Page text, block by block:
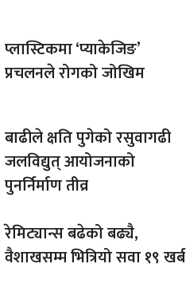
प्लास्टिकमा ‘प्याकेजिङ’
प्रचलनले रोगको जोखिम
बाढीले क्षति पुगेको रसुवागढी
जलविद्युत् आयोजनाको
पुनर्निर्माण तीव्र
रेमिट्यान्स बढेको बढ्यै,
वैशाखसम्म भित्रियो सवा १९ खर्ब